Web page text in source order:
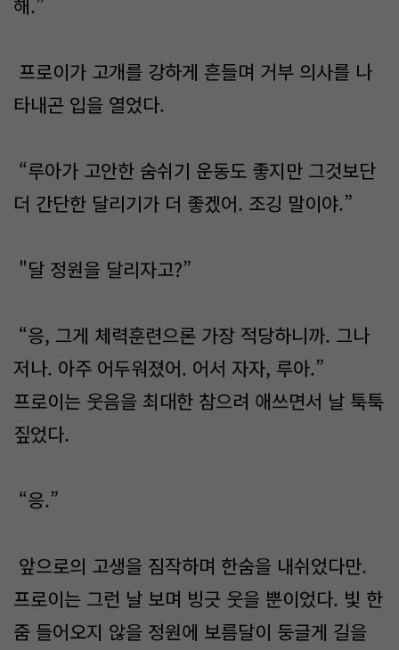
해.”
프로이가 고개를 강하게 흔들며 거부 의사를 나
타내곤 입을 열었다.
“루아가 고안한 숨쉬기 운동도 좋지만 그것보단
더 간단한 달리기가 더 좋겠어. 조깅 말이야.”
"달 정원을 달리자고?”
“응, 그게 체력훈련으론 가장 적당하니까. 그나
저나. 아주 어두워졌어. 어서 자자, 루아.”
프로이는 웃음을 최대한 참으려 애쓰면서 날 툭툭
짚었다.
“응.”
앞으로의 고생을 짐작하며 한숨을 내쉬었다만.
프로이는 그런 날 보며 빙긋 웃을 뿐이었다. 빛 한
줌 들어오지 않을 정원에 보름달이 둥글게 길을